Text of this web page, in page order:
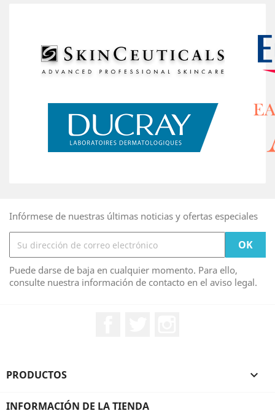
Infórmese de nuestras últimas noticias y ofertas especiales
Puede darse de baja en cualquier momento. Para ello,
consulte nuestra información de contacto en el aviso legal.
PRODUCTOS 
INFORMACIÓN DE LA TIENDA